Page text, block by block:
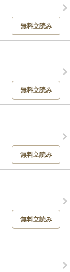
無料立読み
無料立読み
無料立読み
無料立読み